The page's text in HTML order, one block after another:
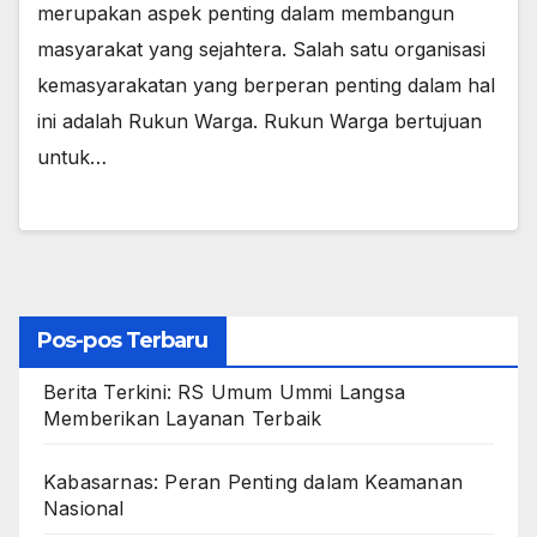
merupakan aspek penting dalam membangun
masyarakat yang sejahtera. Salah satu organisasi
kemasyarakatan yang berperan penting dalam hal
ini adalah Rukun Warga. Rukun Warga bertujuan
untuk…
Pos-pos Terbaru
Berita Terkini: RS Umum Ummi Langsa
Memberikan Layanan Terbaik
Kabasarnas: Peran Penting dalam Keamanan
Nasional